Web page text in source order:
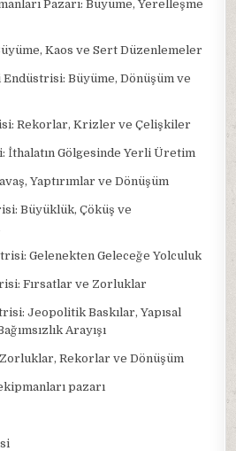
Pazarı: Büyüme, Yerelleşme
Kaos ve Sert Düzenlemeler
Büyüme, Dönüşüm ve
Rekorlar, Krizler ve Çelişkiler
İthalatın Gölgesinde Yerli Üretim
Yaptırımlar ve Dönüşüm
Büyüklük, Çöküş ve
Gelenekten Geleceğe Yolculuk
Fırsatlar ve Zorluklar
Jeopolitik Baskılar, Yapısal
Arayışı
Rekorlar ve Dönüşüm
pazarı